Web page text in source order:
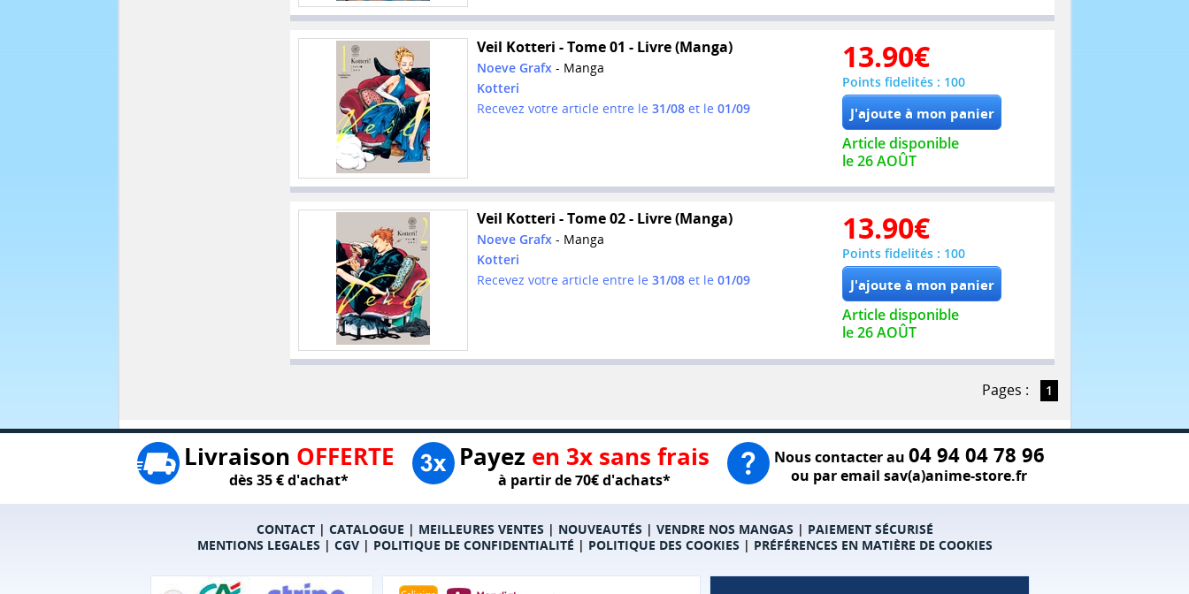
Veil Kotteri - Tome 01 - Livre (Manga)
Noeve Grafx - Manga
Kotteri
Recevez votre article entre le 31/08et le 01/09
13.90€
Points fidelités : 100
Article disponible
le 26 AOÛT
Veil Kotteri - Tome 02 - Livre (Manga)
Noeve Grafx- Manga
Kotteri
Recevez votre article entre le 31/08et le 01/09
13.90€
Points fidelités : 100
Article disponible
le 26 AOÛT
Pages : 1
Livraison OFFERTE
dès 35 € d'achat*
Payez en 3x sans frais
à partir de 70€ d'achats*
Nous contacter au 04 94 04 78 96
ou par email sav(a)anime-store.fr
CONTACT| CATALOGUE | MEILLEURES VENTES | NOUVEAUTÉS | VENDRE NOS MANGAS | PAIEMENT SÉCURISÉ
MENTIONS LEGALES | CGV| POLITIQUE DE CONFIDENTIALITÉ | POLITIQUE DES COOKIES | PRÉFÉRENCES EN MATIÈRE DE COOKIES